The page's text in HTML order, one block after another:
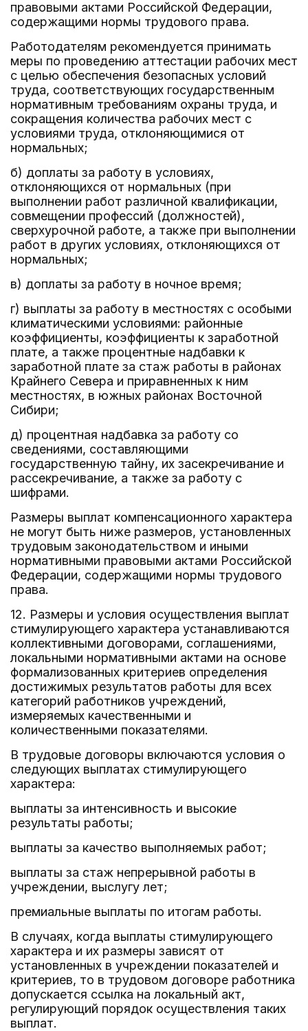
правовыми актами Российской Федерации,
содержащими нормы трудового права.
Работодателям рекомендуется принимать
меры по проведению аттестации рабочих мест
с целью обеспечения безопасных условий
труда, соответствующих государственным
нормативным требованиям охраны труда, и
сокращения количества рабочих мест с
условиями труда, отклоняющимися от
нормальных;
б) доплаты за работу в условиях,
отклоняющихся от нормальных (при
выполнении работ различной квалификации,
совмещении профессий (должностей),
сверхурочной работе, а также при выполнении
работ в других условиях, отклоняющихся от
нормальных;
в) доплаты за работу в ночное время;
г) выплаты за работу в местностях с особыми
климатическими условиями: районные
коэффициенты, коэффициенты к заработной
плате, а также процентные надбавки к
заработной плате за стаж работы в районах
Крайнего Севера и приравненных к ним
местностях, в южных районах Восточной
Сибири;
д) процентная надбавка за работу со
сведениями, составляющими
государственную тайну, их засекречивание и
рассекречивание, а также за работу с
шифрами.
Размеры выплат компенсационного характера
не могут быть ниже размеров, установленных
трудовым законодательством и иными
нормативными правовыми актами Российской
Федерации, содержащими нормы трудового
права.
12. Размеры и условия осуществления выплат
стимулирующего характера устанавливаются
коллективными договорами, соглашениями,
локальными нормативными актами на основе
формализованных критериев определения
достижимых результатов работы для всех
категорий работников учреждений,
измеряемых качественными и
количественными показателями.
В трудовые договоры включаются условия о
следующих выплатах стимулирующего
характера:
выплаты за интенсивность и высокие
результаты работы;
выплаты за качество выполняемых работ;
выплаты за стаж непрерывной работы в
учреждении, выслугу лет;
премиальные выплаты по итогам работы.
В случаях, когда выплаты стимулирующего
характера и их размеры зависят от
установленных в учреждении показателей и
критериев, то в трудовом договоре работника
допускается ссылка на локальный акт,
регулирующий порядок осуществления таких
выплат.